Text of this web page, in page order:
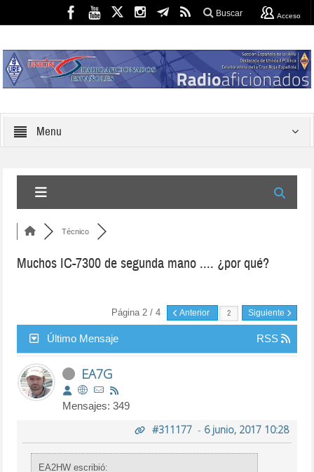
Buscar Acceso
Menu
Técnico
Muchos IC-7300 de segunda mano .... ¿por qué?
Página 2 / 4 Anterior Siguiente
Último Mensaje RSS
EA7G
Mensajes: 349
#311177- 6 junio, 2017 10:28
EA2HW escribió: